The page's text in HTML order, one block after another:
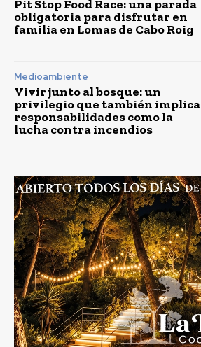
Pit Stop Food Race: una parada
obligatoria para disfrutar en
familia en Lomas de Cabo Roig
Medioambiente
Vivir junto al bosque: un
privilegio que también implica
responsabilidades como la
lucha contra incendios